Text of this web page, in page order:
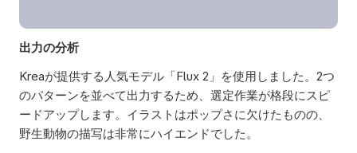
出力の分析
Kreaが提供する人気モデル「Flux 2」を使用しました。2つ
のパターンを並べて出力するため、選定作業が格段にスピ
ードアップします。イラストはポップさに欠けたものの、
野生動物の描写は非常にハイエンドでした。